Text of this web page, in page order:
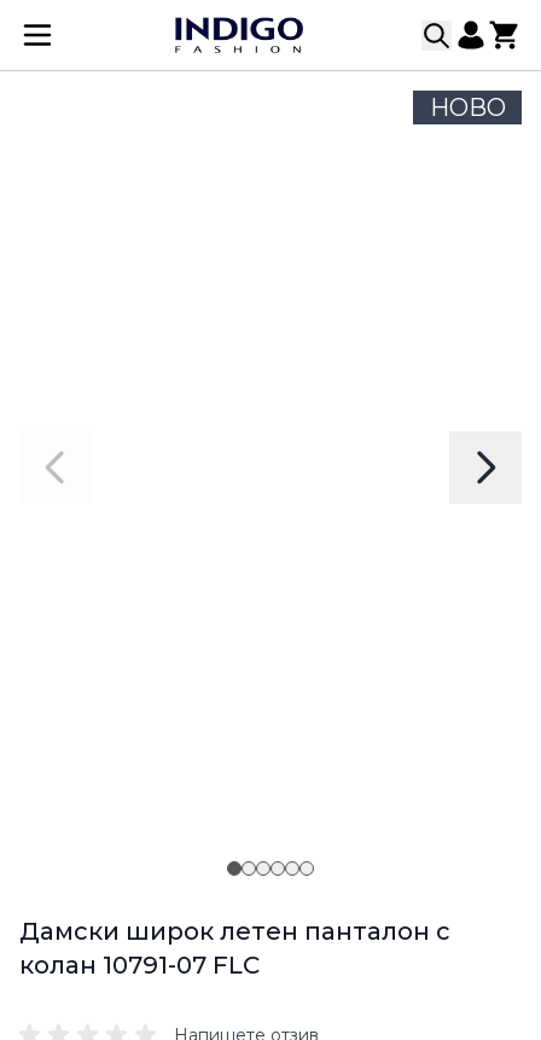
Прескачане към съдържанието
НОВО
Дамски широк летен панталон с
колан 10791-07 FLC
Напишете отзив